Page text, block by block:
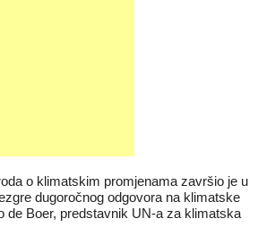
o klimatskim promjenama završio je u
dugoročnog odgovora na klimatske
de Boer, predstavnik UN-a za klimatska